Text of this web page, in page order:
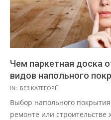
Чем паркетная доска
видов напольного
2024-
06-
29
IN: БЕЗ КАТЕГОРІЇ
Выбор напольного
ремонте или строительстве